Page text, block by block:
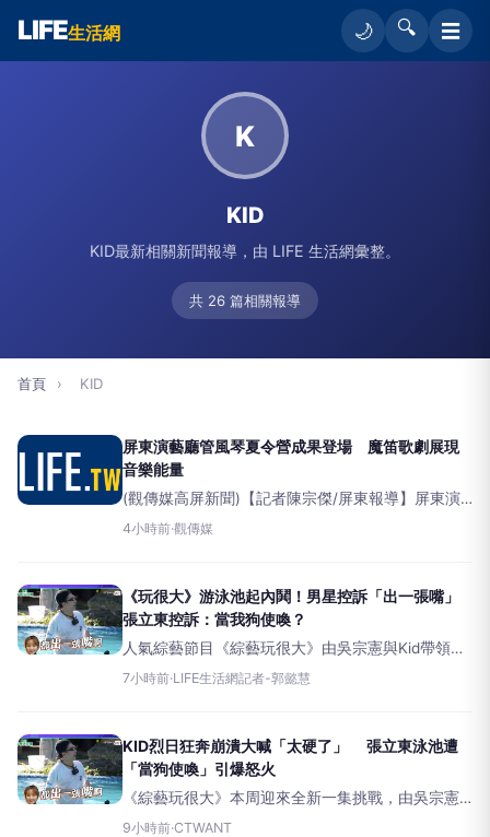
LIFE生活網 🌙 🔍 ☰
K
KID
KID最新相關新聞報導，由 LIFE 生活網彙整。
共 26 篇相關報導
首頁 › KID
屏東演藝廳管風琴夏令營成果登場 魔笛歌劇展現
音樂能量
(觀傳媒高屏新聞)【記者陳宗傑/屏東報導】屏東演
藝廳暑期重點藝文活動「管風琴夏令營」近日迎來
風
4小時前·觀傳媒
《玩很大》游泳池起內鬨！男星控訴「出一張嘴」
張立東控訴：當我狗使喚？
人氣綜藝節目《綜藝玩很大》由吳宗憲與Kid帶領來
賓張立東、孫其君、胡祖薇、吳霏、大芭、艾薇、
排了AB帳
7小時前·LIFE生活網記者-郭懿慧
KID烈日狂奔崩潰大喊「太硬了」 張立東泳池遭
「當狗使喚」引爆怒火
《綜藝玩很大》本周迎來全新一集挑戰，由吳宗憲
與KID帶領來賓張立東、孫其君、胡祖薇、吳霏、大
9小時前·CTWANT